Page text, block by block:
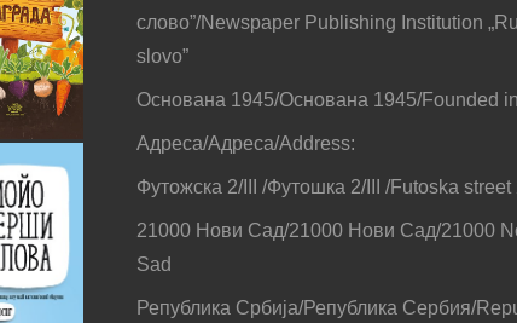
слово”/Newspaper Publishing Institution
slovo”
Основана 1945/Основана 1945/Founded
Адреса/Адреса/Address:
Футожска 2/III /Футошка 2/III /Futoska street
21000 Нови Сад/21000 Нови Сад/21000
Sad
Република Србија/Република Сербия/